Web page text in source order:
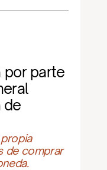
por parte
de
de comprar